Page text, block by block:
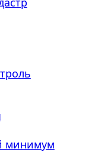
минимум